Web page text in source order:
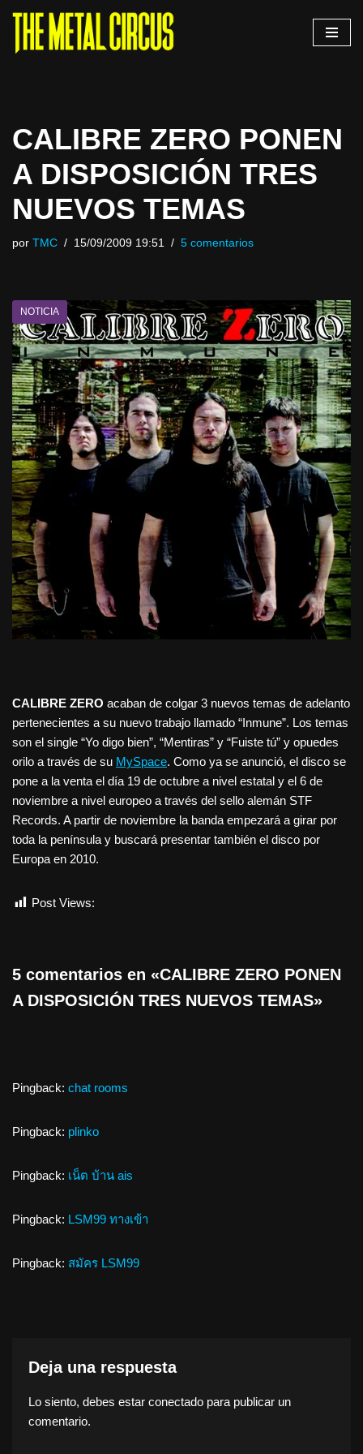
Saltar
CALIBRE ZERO PONEN
A DISPOSICIÓN TRES
NUEVOS TEMAS
por TMC 15/09/2009 19:51 5 comentarios
NOTICIA
CALIBRE ZERO acaban de colgar 3 nuevos temas de adelanto
pertenecientes a su nuevo trabajo llamado “Inmune”. Los temas
son el single “Yo digo bien”, “Mentiras” y “Fuiste tú” y opuedes
orilo a través de su MySpace. Como ya se anunció, el disco se
pone a la venta el día 19 de octubre a nivel estatal y el 6 de
noviembre a nivel europeo a través del sello alemán STF
Records. A partir de noviembre la banda empezará a girar por
toda la península y buscará presentar también el disco por
Europa en 2010.
Post Views:
5 comentarios en «CALIBRE ZERO PONEN
A DISPOSICIÓN TRES NUEVOS TEMAS»
Pingback: chat rooms
Pingback: plinko
Pingback: เน็ต บ้าน ais
Pingback: LSM99 ทางเข้า
Pingback: สมัคร LSM99
Deja una respuesta
Lo siento, debes estar conectado para publicar un
comentario.